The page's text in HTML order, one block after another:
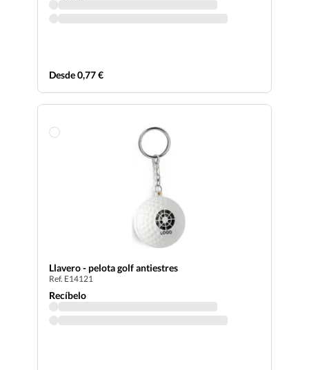
Desde 0,77 €
Llavero - pelota golf antiestres
Ref. E14121
Recíbelo